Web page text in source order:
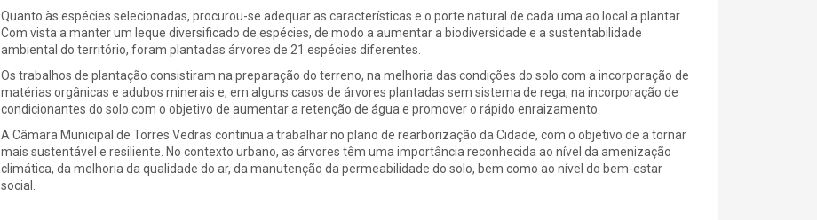
Quanto às espécies selecionadas, procurou-se adequar as características e o porte natural de cada uma ao local a plantar.
Com vista a manter um leque diversificado de espécies, de modo a aumentar a biodiversidade e a sustentabilidade
ambiental do território, foram plantadas árvores de 21 espécies diferentes.
Os trabalhos de plantação consistiram na preparação do terreno, na melhoria das condições do solo com a incorporação de
matérias orgânicas e adubos minerais e, em alguns casos de árvores plantadas sem sistema de rega, na incorporação de
condicionantes do solo com o objetivo de aumentar a retenção de água e promover o rápido enraizamento.
A Câmara Municipal de Torres Vedras continua a trabalhar no plano de rearborização da Cidade, com o objetivo de a tornar
mais sustentável e resiliente. No contexto urbano, as árvores têm uma importância reconhecida ao nível da amenização
climática, da melhoria da qualidade do ar, da manutenção da permeabilidade do solo, bem como ao nível do bem-estar
social.